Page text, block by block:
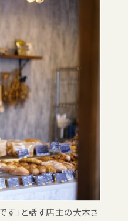
す」と話す店主の大木さ